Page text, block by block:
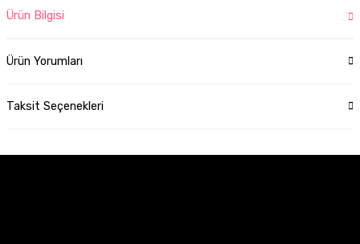
Ürün Bilgisi
Ürün Yorumları
Taksit Seçenekleri